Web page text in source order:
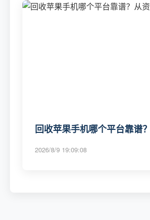
回收苹果手机哪个平台靠谱
2026/8/9 19:09:08